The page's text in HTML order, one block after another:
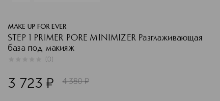
MAKE UP FOR EVER
STEP 1 PRIMER PORE MINIMIZER Разглаживающая
база под макияж
(0)
3 723 ¤ 4 380 ¤